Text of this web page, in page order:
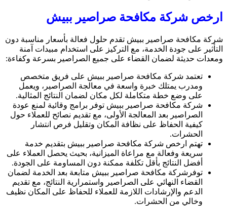
ارخص شركة مكافحة صراصير ببيش
شركة مكافحة صراصير ببيش تقدم حلول فعالة بأسعار مناسبة دون
التأثير على جودة الخدمة، مع التركيز على استخدام مبيدات آمنة
ومعدات حديثة لضمان القضاء على جميع الصراصير بسرعة وكفاءة:
تعتمد شركة مكافحة صراصير ببيش على فريق متخصص
ومدرب يمتلك خبرة واسعة في معالجة الصراصير، ويعمل
على وضع خطة متكاملة لكل مكان لضمان النتائج المثالية.
شركة مكافحة صراصير ببيش توفر برامج وقائية لمنع عودة
الصراصير بعد المعالجة الأولى، مع تقديم نصائح للعملاء حول
كيفية الحفاظ على نظافة المكان وتقليل فرص انتشار
الحشرات.
تهتم ارخص شركة مكافحة صراصير ببيش بتقديم خدمة
سريعة وفعالة مع مراعاة الميزانية، بحيث يحصل العملاء على
أفضل النتائج بأقل تكلفة ممكنة دون المساومة على الجودة.
توفرشركة مكافحة صراصير ببيش متابعة بعد الخدمة لضمان
القضاء النهائي على الصراصير واستمرارية النتائج، مع تقديم
الدعم والإرشادات اللازمة للعملاء للحفاظ على المكان نظيف
وخالي من الحشرات.